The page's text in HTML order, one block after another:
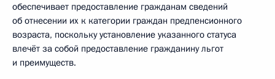
обеспечивает предоставление гражданам сведений
об отнесении их к категории граждан предпенсионного
возраста, поскольку установление указанного статуса
влечёт за собой предоставление гражданину льгот
и преимуществ.